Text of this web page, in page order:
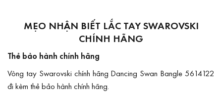
MẸO NHẬN BIẾT LẮC TAY SWAROVSKI
CHÍNH HÃNG
Thẻ bảo hành chính hãng
Vòng tay Swarovski chính hãng Dancing Swan Bangle 5614122
đi kèm thẻ bảo hành chính hãng.